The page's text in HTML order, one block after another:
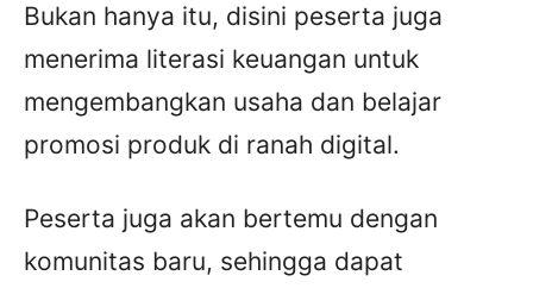
Bukan hanya itu, disini peserta juga
menerima literasi keuangan untuk
mengembangkan usaha dan belajar
promosi produk di ranah digital.
Peserta juga akan bertemu dengan
komunitas baru, sehingga dapat